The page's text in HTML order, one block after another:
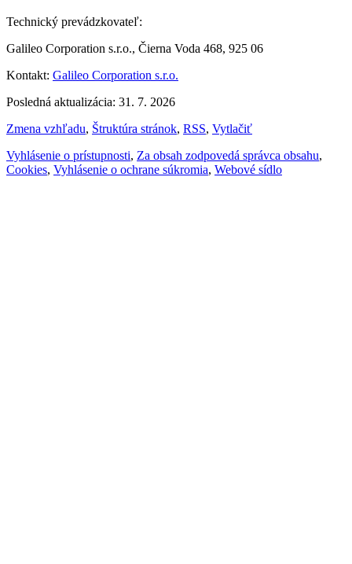
Technický prevádzkovateľ:
Galileo Corporation s.r.o., Čierna Voda 468, 925 06
Kontakt: Galileo Corporation s.r.o.
Posledná aktualizácia: 31. 7. 2026
Zmena vzhľadu, Štruktúra stránok, RSS, Vytlačiť
Vyhlásenie o prístupnosti, Za obsah zodpovedá správca obsahu,
Cookies, Vyhlásenie o ochrane súkromia, Webové sídlo